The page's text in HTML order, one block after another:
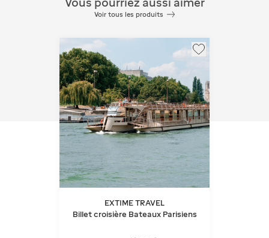
Voir tous les produits
EXTIME TRAVEL
Billet croisière Bateaux Parisiens